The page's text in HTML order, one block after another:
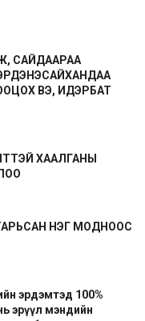
САЙДААРАА
ВЭ, ИДЭРБАТ
ХААЛГАНЫ
НЭГ МОДНООС
эрдэмтэд 100%
эрүүл мэндийн